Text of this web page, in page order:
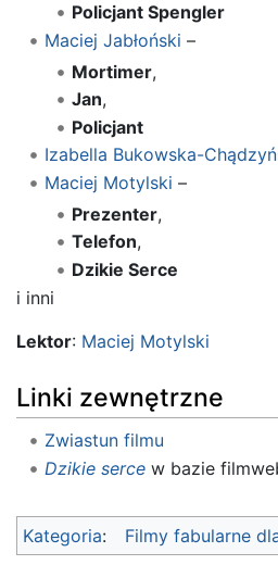
Policjant Spengler
Maciej Jabłoński –
Mortimer,
Jan,
Policjant
Izabella Bukowska-
Maciej Motylski –
Prezenter,
Telefon,
Dzikie Serce
i inni
Lektor: Maciej Motylski
Linki zewnętrzne
Zwiastun filmu
Dzikie sercew bazie
Kategoria: Filmy fabularne